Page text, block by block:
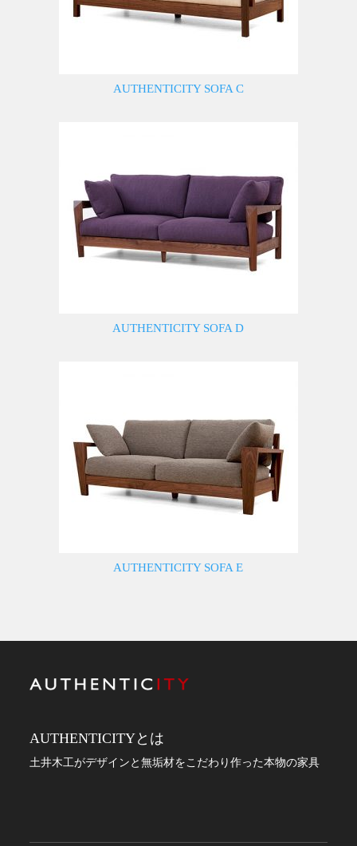
AUTHENTICITY SOFA C
AUTHENTICITY SOFA D
AUTHENTICITY SOFA E
AUTHENTICITYとは
土井木工がデザインと無垢材をこだわり作った本物の家具